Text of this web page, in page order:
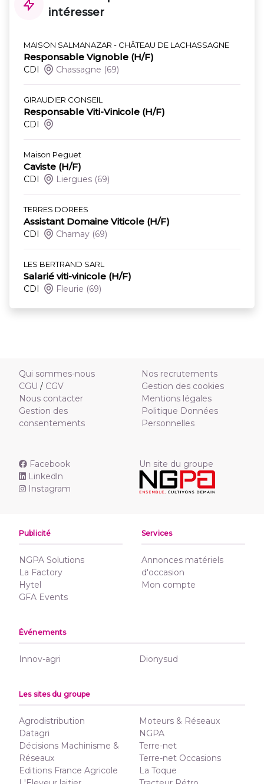
intéresser
MAISON SALMANAZAR - CHÂTEAU DE LACHASSAGNE
Responsable Vignoble (H/F)
CDI Chassagne (69)
GIRAUDIER CONSEIL
Responsable Viti-Vinicole (H/F)
CDI
Maison Peguet
Caviste (H/F)
CDI Liergues (69)
TERRES DOREES
Assistant Domaine Viticole (H/F)
CDI Charnay (69)
LES BERTRAND SARL
Salarié viti-vinicole (H/F)
CDI Fleurie (69)
Qui sommes-nous
CGU / CGV
Nous contacter
Gestion des
consentements
Nos recrutements
Gestion des cookies
Mentions légales
Politique Données
Personnelles
Facebook
Linkedln
Instagram
Un site du groupe
Publicité
NGPA Solutions
La Factory
Hytel
GFA Events
Services
Annonces matériels
d'occasion
Mon compte
Événements
Innov-agri Dionysud
Les sites du groupe
Agrodistribution
Datagri
Décisions Machinisme &
Réseaux
Editions France Agricole
Moteurs & Réseaux
NGPA
Terre-net
Terre-net Occasions
La Toque